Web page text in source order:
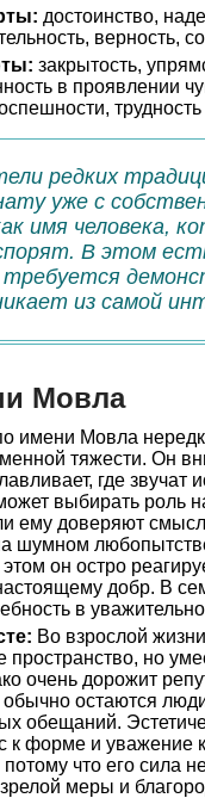
достоинство,
верность,
закрытость,
в проявлении
редких
уже с
имя человека,
В этом
требуется
из самой
Мовла
имени Мовла
тяжести. Он
где
выбирать роль
ему доверяют
шумном
он остро
добр. В
в
Во взрослой
пространство, но
очень дорожит
обычно остаются
обещаний.
к форме и уважение
потому что его
зрелой меры и